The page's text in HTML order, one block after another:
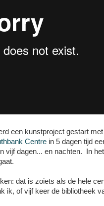
een kunstproject gestart
Centre in 5 dagen tijd
vijf dagen... en nachten. In het
dat is zoiets als de hele
ik, of vijf keer de bibliotheek